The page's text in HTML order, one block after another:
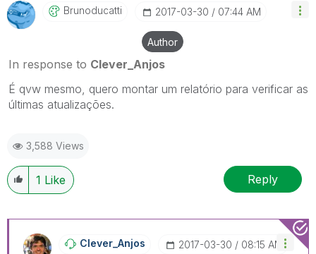
Brunoducatti ‎2017-03-30 07:44 AM
Author
In response to Clever_Anjos
É qvw mesmo, quero montar um relatório para verificar as
últimas atualizações.
3,588 Views
1 Like Reply
Clever_Anjos ‎2017-03-30 08:15 AM